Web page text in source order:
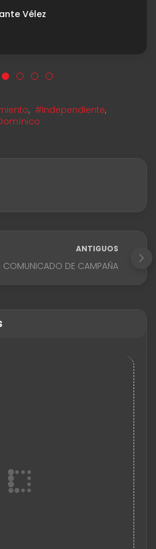
Vélez
, #Independiente,
ANTIGUOS
COMUNICADO DE CAMPAÑA